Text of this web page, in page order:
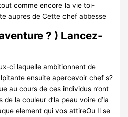
comme encore la vie toi-
aupres de Cette chef abbesse
? ) Lancez-
ci laquelle ambitionnent de
ensuite apercevoir chef s?
au cours de ces individus n’ont
la couleur d’la peau voire d’la
element qui vos attireOu Il se